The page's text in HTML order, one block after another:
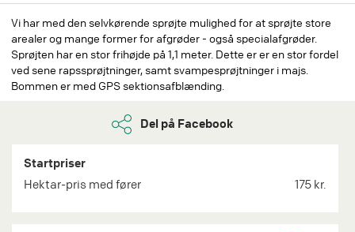
Vi har med den selvkørende sprøjte mulighed for at sprøjte store
arealer og mange former for afgrøder - også specialafgrøder.
Sprøjten har en stor frihøjde på 1,1 meter. Dette er er en stor fordel
ved sene rapssprøjtninger, samt svampesprøjtninger i majs.
Bommen er med GPS sektionsafblænding.
Del på Facebook
Startpriser
Hektar-pris med fører
175 kr.